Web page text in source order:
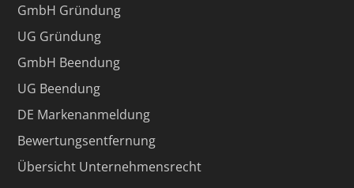
GmbH Gründung
UG Gründung
GmbH Beendung
UG Beendung
DE Markenanmeldung
Bewertungsentfernung
Übersicht Unternehmensrecht